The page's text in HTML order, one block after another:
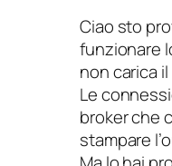
Ciao sto
funzionare
non carica il
Le
broker che
stampare